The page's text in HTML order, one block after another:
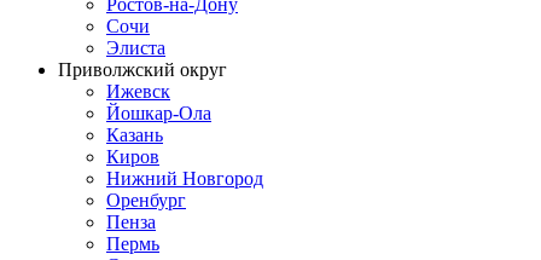
Ростов-на-Дону
Сочи
Элиста
Приволжский округ
Ижевск
Йошкар-Ола
Казань
Киров
Нижний Новгород
Оренбург
Пенза
Пермь